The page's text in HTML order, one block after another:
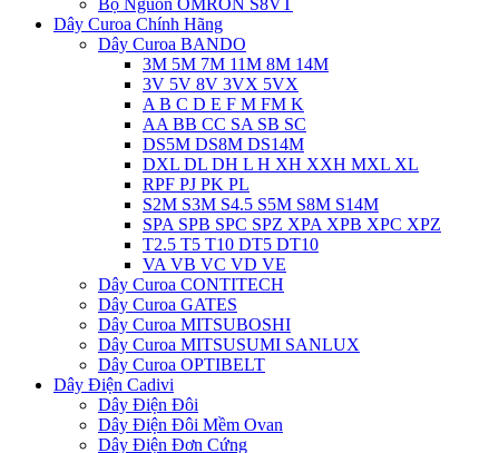
Dây Curoa Chính Hãng
Dây Curoa BANDO
3M 5M 7M 11M 8M 14M
3V 5V 8V 3VX 5VX
A B C D E F M FM K
AA BB CC SA SB SC
DS5M DS8M DS14M
DXL DL DH L H XH XXH MXL XL
RPF PJ PK PL
S2M S3M S4.5 S5M S8M S14M
SPA SPB SPC SPZ XPA XPB XPC XPZ
T2.5 T5 T10 DT5 DT10
VA VB VC VD VE
Dây Curoa CONTITECH
Dây Curoa GATES
Dây Curoa MITSUBOSHI
Dây Curoa MITSUSUMI SANLUX
Dây Curoa OPTIBELT
Dây Điện Cadivi
Dây Điện Đôi
Dây Điện Đôi Mềm Ovan
Dây Điện Đơn Cứng